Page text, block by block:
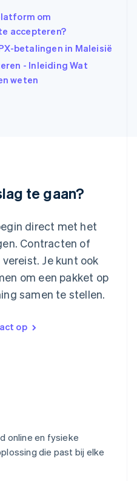
om
accepteren?
betalingen in Maleisië
- Inleiding Wat
weten
te gaan?
direct met het
Contracten of
Je kunt ook
om een pakket op
samen te stellen.
op
online en fysieke
die past bij elke